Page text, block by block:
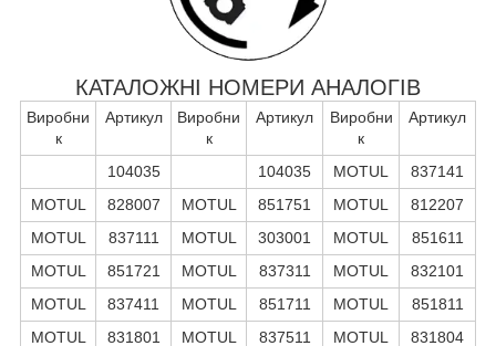
КАТАЛОЖНІ НОМЕРИ АНАЛОГІВ
Виробни
к
Артикул
Виробни
к
Артикул
Виробни
к
Артикул
104035 104035 MOTUL
837141
MOTUL
828007 MOTUL 851751 MOTUL
812207
MOTUL
837111 MOTUL 303001 MOTUL
851611
MOTUL
851721 MOTUL 837311 MOTUL
832101
MOTUL
837411 MOTUL 851711 MOTUL
851811
MOTUL
831801 MOTUL 837511 MOTUL
831804